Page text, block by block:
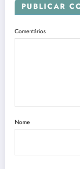
PUBLICAR
Comentários
Nome